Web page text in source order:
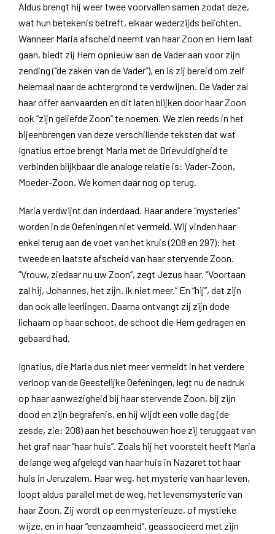
Aldus brengt hij weer twee voorvallen samen zodat deze,
wat hun betekenis betreft, elkaar wederzijds belichten.
Wanneer Maria afscheid neemt van haar Zoon en Hem laat
gaan, biedt zij Hem opnieuw aan de Vader aan voor zijn
zending (“de zaken van de Vader”), en is zij bereid om zelf
helemaal naar de achtergrond te verdwijnen. De Vader zal
haar offer aanvaarden en dit laten blijken door haar Zoon
ook “zijn geliefde Zoon” te noemen. We zien reeds in het
bijeenbrengen van deze verschillende teksten dat wat
Ignatius ertoe brengt Maria met de Drievuldigheid te
verbinden blijkbaar die analoge relatie is: Vader-Zoon,
Moeder-Zoon. We komen daar nog op terug.
Maria verdwijnt dan inderdaad. Haar andere “mysteries”
worden in de Oefeningen niet vermeld. Wij vinden haar
enkel terug aan de voet van het kruis (208 en 297): het
tweede en laatste afscheid van haar stervende Zoon.
“Vrouw, ziedaar nu uw Zoon”, zegt Jezus haar. “Voortaan
zal hij, Johannes, het zijn. Ik niet meer.” En “hij”, dat zijn
dan ook alle leerlingen. Daarna ontvangt zij zijn dode
lichaam op haar schoot, de schoot die Hem gedragen en
gebaard had.
Ignatius, die Maria dus niet meer vermeldt in het verdere
verloop van de Geestelijke Oefeningen, legt nu de nadruk
op haar aanwezigheid bij haar stervende Zoon, bij zijn
dood en zijn begrafenis, en hij wijdt een volle dag (de
zesde, zie: 208) aan het beschouwen hoe zij teruggaat van
het graf naar “haar huis”. Zoals hij het voorstelt heeft Maria
de lange weg afgelegd van haar huis in Nazaret tot haar
huis in Jeruzalem. Haar weg, het mysterie van haar leven,
loopt aldus parallel met de weg, het levensmysterie van
haar Zoon. Zij wordt op een mysterieuze, of mystieke
wijze, en in haar “eenzaamheid”, geassocieerd met zijn